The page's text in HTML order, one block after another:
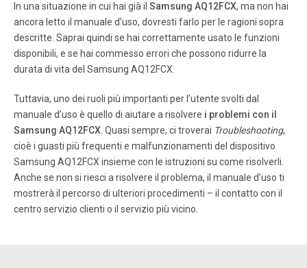
Pagina 14
.
Pagina 15
Pagina 16
.
Pagina 17
.
In una situazione in cui hai già il Samsung AQ12FCX, ma non hai
ancora letto il manuale d’uso, dovresti farlo per le ragioni sopra
descritte. Saprai quindi se hai correttamente usato le funzioni
disponibili, e se hai commesso errori che possono ridurre la
durata di vita del Samsung AQ12FCX.
Tuttavia, uno dei ruoli più importanti per l’utente svolti dal
manuale d’uso è quello di aiutare a risolvere i problemi con il
Samsung AQ12FCX . Quasi sempre, ci troverai Troubleshooting,
cioè i guasti più frequenti e malfunzionamenti del dispositivo
Samsung AQ12FCX insieme con le istruzioni su come risolverli.
Anche se non si riesci a risolvere il problema, il manuale d’uso ti
mostrerà il percorso di ulteriori procedimenti – il contatto con il
centro servizio clienti o il servizio più vicino.